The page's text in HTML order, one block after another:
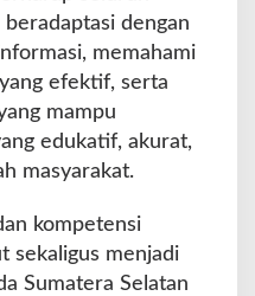
dengan
memahami
efektif, serta
mampu
edukatif, akurat,
masyarakat.
kompetensi
sekaligus menjadi
Sumatera Selatan